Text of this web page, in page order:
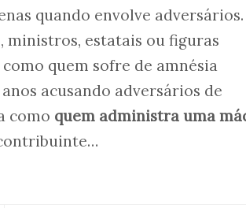
quando envolve adversários.
ministros, estatais ou figuras
quem sofre de amnésia
acusando adversários de
como quem administra uma